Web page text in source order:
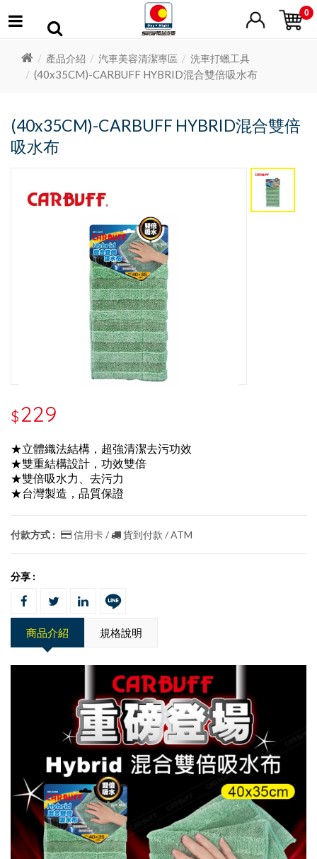
0
產品介紹 汽車美容清潔專區 洗車打蠟工具
(40x35CM)-CARBUFF HYBRID混合雙倍吸水布
(40x35CM)-CARBUFF HYBRID混合雙倍
吸水布
$229
★立體織法結構，超強清潔去污功效
★雙重結構設計，功效雙倍
★雙倍吸水力、去污力
★台灣製造，品質保證
付款方式 : 信用卡 / 貨到付款 / ATM
分享 :
商品介紹 規格說明